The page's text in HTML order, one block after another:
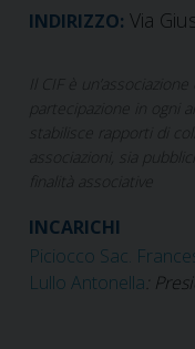
INDIRIZZO: Via
Il CIF è
partecipazione in ogni
stabilisce rapporti di
associazioni, sia
INCARICHI
Piciocco Sac.
Lullo Antonella :